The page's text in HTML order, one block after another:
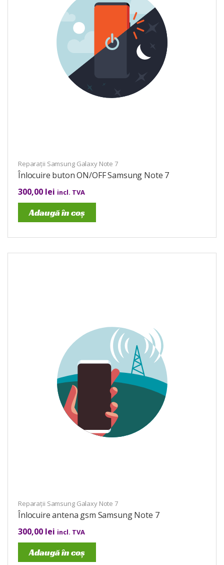
Reparații Samsung Galaxy Note 7
Înlocuire buton ON/OFF Samsung Note 7
300,00 lei incl. TVA
Adaugă în coș
Reparații Samsung Galaxy Note 7
Înlocuire antena gsm Samsung Note 7
300,00 lei incl. TVA
Adaugă în coș